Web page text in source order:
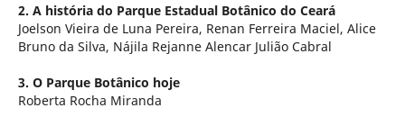
2. A história do Parque Estadual Botânico do Ceará
Joelson Vieira de Luna Pereira, Renan Ferreira Maciel, Alice
Bruno da Silva, Nájila Rejanne Alencar Julião Cabral
3. O Parque Botânico hoje
Roberta Rocha Miranda